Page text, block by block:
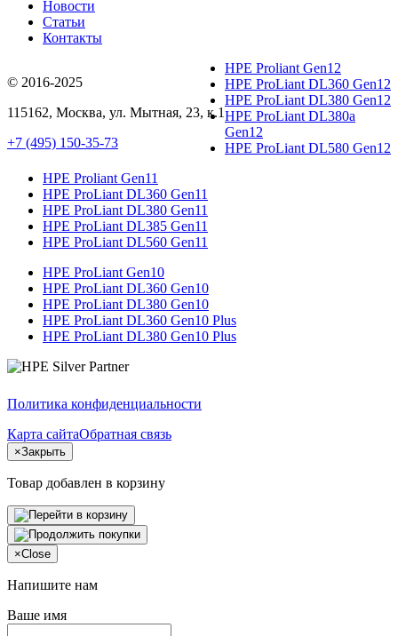
Новости
Статьи
Контакты
© 2016-2025
115162, Москва, ул. Мытная, 23, к.1
+7 (495) 150-35-73
HPE Proliant Gen12
HPE ProLiant DL360 Gen12
HPE ProLiant DL380 Gen12
HPE ProLiant DL380a
Gen12
HPE ProLiant DL580 Gen12
HPE Proliant Gen11
HPE ProLiant DL360 Gen11
HPE ProLiant DL380 Gen11
HPE ProLiant DL385 Gen11
HPE ProLiant DL560 Gen11
HPE ProLiant Gen10
HPE ProLiant DL360 Gen10
HPE ProLiant DL380 Gen10
HPE ProLiant DL360 Gen10 Plus
HPE ProLiant DL380 Gen10 Plus
Политика конфиденциальности
Карта сайтаОбратная связь
×Закрыть
Товар добавлен в корзину
×Close
Напишите нам
Ваше имя